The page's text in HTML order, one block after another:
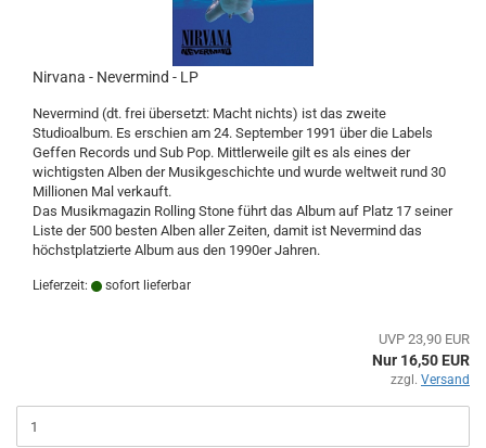
Nirvana - Nevermind - LP
Nevermind (dt. frei übersetzt: Macht nichts) ist das zweite
Studioalbum. Es erschien am 24. September 1991 über die Labels
Geffen Records und Sub Pop. Mittlerweile gilt es als eines der
wichtigsten Alben der Musikgeschichte und wurde weltweit rund 30
Millionen Mal verkauft.
Das Musikmagazin Rolling Stone führt das Album auf Platz 17 seiner
Liste der 500 besten Alben aller Zeiten, damit ist Nevermind das
höchstplatzierte Album aus den 1990er Jahren.
Lieferzeit: sofort lieferbar
UVP 23,90 EUR
Nur 16,50 EUR
zzgl. Versand